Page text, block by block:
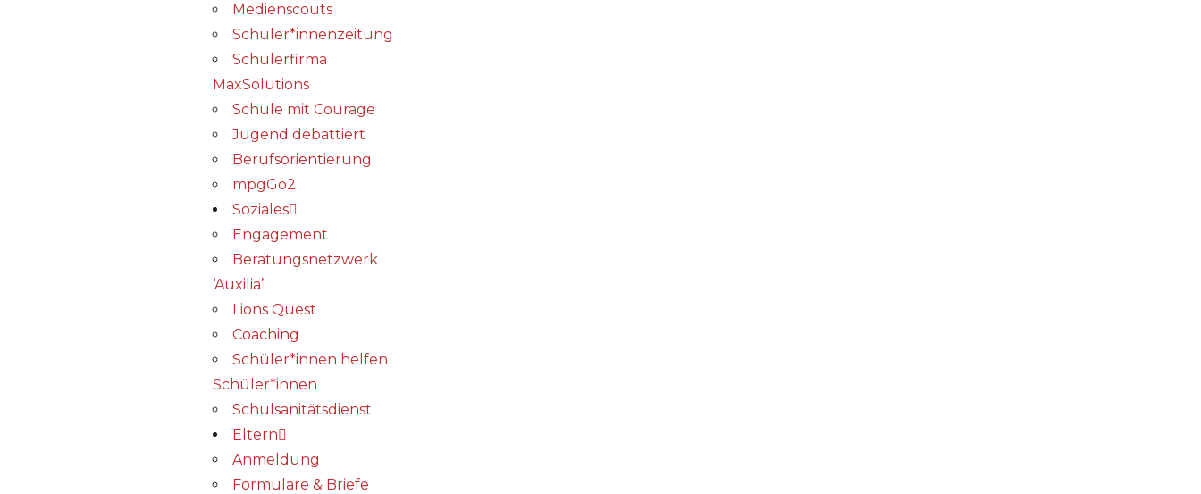
Medienscouts
Schüler*innenzeitung
Schülerfirma
MaxSolutions
Schule mit Courage
Jugend debattiert
Berufsorientierung
mpgGo2
Soziales
Engagement
Beratungsnetzwerk
‘Auxilia’
Lions Quest
Coaching
Schüler*innen helfen
Schüler*innen
Schulsanitätsdienst
Eltern
Anmeldung
Formulare & Briefe